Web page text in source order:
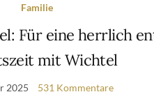
Familie
Für eine herrlich
mit Wichtel
2025 531 Kommentare